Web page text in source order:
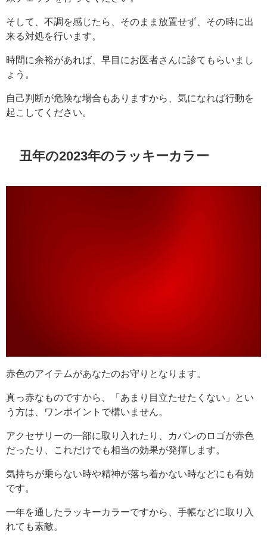
そして、不調を感じたら、そのまま放置せず、その時に出
来る対処を行います。
時間に余裕があれば、早目にお医者さんに診てもらいまし
ょう。
自己判断が危険な場合もありますから、気になれば行動を
起こしてください。
丑年の2023年のラッキーカラー
赤色のアイテムがあなたのお守りとなります。
真っ赤なものですから、「あまり目立たせたくない」とい
う方は、ワンポイントで構いません。
アクセサリーの一部に取り入れたり、カバンのロゴが赤色
だったり、これだけでも相当の効果が発揮します。
気持ちが乗らない時や精神が落ち着かない時などにも有効
です。
一年を通したラッキーカラーですから、手帳などに取り入
れても素敵。